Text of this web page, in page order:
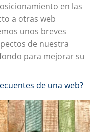
en las
a otras web
unos breves
de nuestra
para mejorar su
de una web?